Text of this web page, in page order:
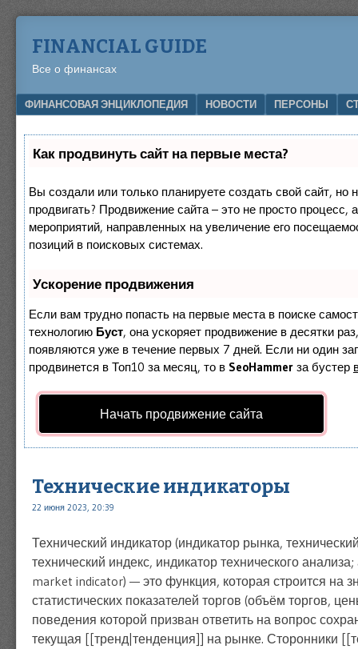
FINANCIAL GUIDE
Все о финансах
Menu
SKIP TO CONTENT
ФИНАНСОВАЯ ЭНЦИКЛОПЕДИЯ НОВОСТИ ПЕРСОНЫ
Как продвинуть сайт на первые места?
Вы создали или только планируете создать свой сайт, но
продвигать? Продвижение сайта – это не просто процесс,
мероприятий, направленных на увеличение его
позиций в поисковых системах.
Ускорение продвижения
Если вам трудно попасть на первые места в поиске
технологию Буст, она ускоряет продвижение в десятки
появляются уже в течение первых 7 дней. Если ни один
продвинется в Топ10 за месяц, то в SeoHammer за бустер
Начать продвижение сайта
Технические индикаторы
22 июня 2023, 20:39
Технический индикатор (индикатор рынка,
технический индекс, индикатор технического
market indicator) — это функция, которая строится на
статистических показателей торгов (объём торгов,
поведения которой призван ответить на вопрос
текущая [[тренд|тенденция]] на рынке. Сторонники